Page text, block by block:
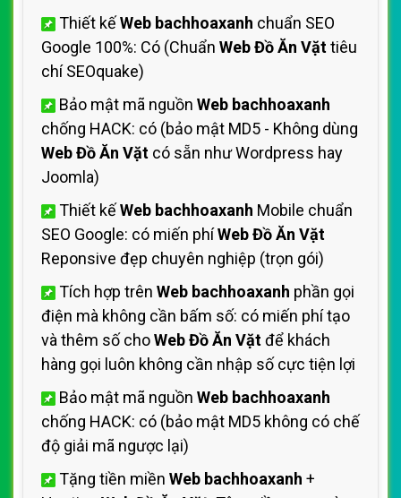
Thiết kếWeb bachhoaxanh chuẩn SEO
Google 100%: Có (Chuẩn Web Đồ Ăn Vặttiêu
chí SEOquake)
Bảo mật mã nguồn Web bachhoaxanh
chống HACK: có (bảo mật MD5 - Không dùng
Web Đồ Ăn Vặt có sẵn như Wordpress hay
Joomla)
Thiết kếWeb bachhoaxanh Mobile chuẩn
SEO Google: có miến phíWeb Đồ Ăn Vặt
Reponsive đẹp chuyên nghiệp (trọn gói)
Tích hợp trên Web bachhoaxanh phần gọi
điện mà không cần bấm số: có miến phí tạo
và thêm số choWeb Đồ Ăn Vặtđể khách
hàng gọi luôn không cần nhập số cực tiện lợi
Bảo mật mã nguồn Web bachhoaxanh
chống HACK: có (bảo mật MD5 không có chế
độ giải mã ngược lại)
Tặng tiền miền Web bachhoaxanh +